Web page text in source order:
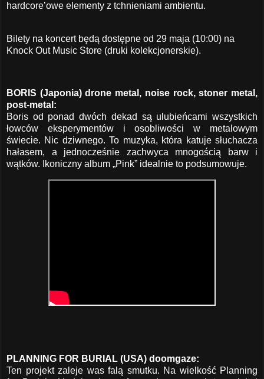
hardcore’owe elementy z tchnieniami ambientu.
Bilety na koncert będą dostępne od 29 maja (10:00) na
Knock Out Music Store (druki kolekcjonerskie).
BORIS (Japonia) drone metal, noise rock, stoner metal,
post-metal:
Boris od ponad dwóch dekad są ulubieńcami wszystkich
łowców eksperymentów i osobliwości w metalowym
świecie. Nic dziwnego. To muzyka, która katuje słuchacza
hałasem, a jednocześnie zachwyca mnogością barw i
wątków. Ikoniczny album „Pink” idealnie to podsumowuje.
PLANNING FOR BURIAL (USA) doomgaze:
Ten projekt zaleje was falą smutku. Na wielkość Planning